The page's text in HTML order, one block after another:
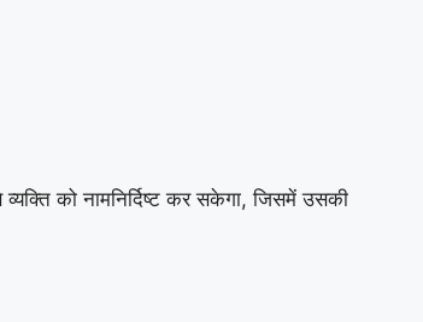
को नामनिर्दिष्ट कर सकेगा, जिसमें उसकी